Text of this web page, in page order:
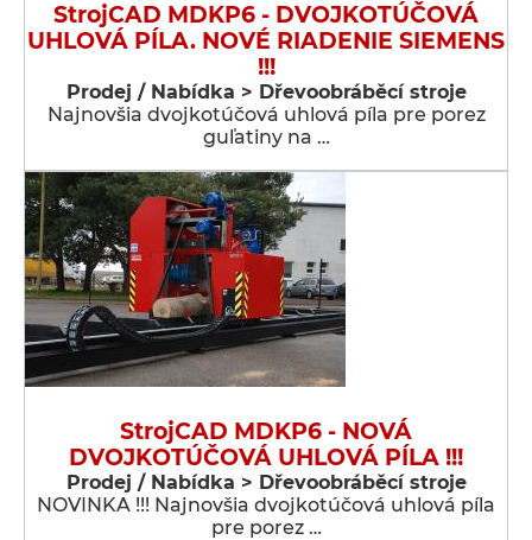
StrojCAD MDKP6 - DVOJKOTÚČOVÁ
UHLOVÁ PÍLA. NOVÉ RIADENIE SIEMENS
!!!
Prodej / Nabídka > Dřevoobráběcí stroje
Najnovšia dvojkotúčová uhlová píla pre porez
guľatiny na …
StrojCAD MDKP6 - NOVÁ
DVOJKOTÚČOVÁ UHLOVÁ PÍLA !!!
Prodej / Nabídka > Dřevoobráběcí stroje
NOVINKA !!! Najnovšia dvojkotúčová uhlová píla
pre porez …